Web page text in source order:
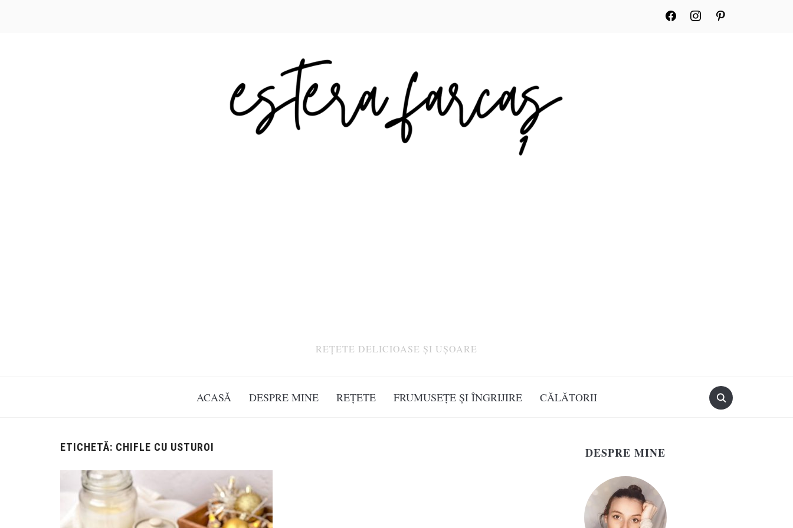
facebook instagrampinterest
REȚETE DELICIOASE ȘI UȘOARE
ACASĂ DESPRE MINE REȚETE FRUMUSEȚE ȘI ÎNGRIJIRE CĂLĂTORII
ETICHETĂ: CHIFLE CU USTUROI DESPRE MINE